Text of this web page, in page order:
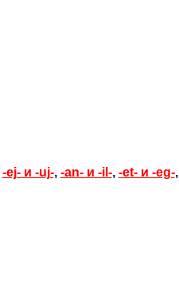
-ej- и -uj-, -an- и -il-, -et- и -eg-,